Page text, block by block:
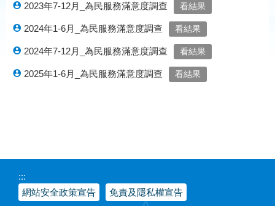
2023年7-12月_為民服務滿意度調查
2024年1-6月_為民服務滿意度調查
2024年7-12月_為民服務滿意度調查
2025年1-6月_為民服務滿意度調查
:::
網站安全政策宣告
免責及隱私權宣告